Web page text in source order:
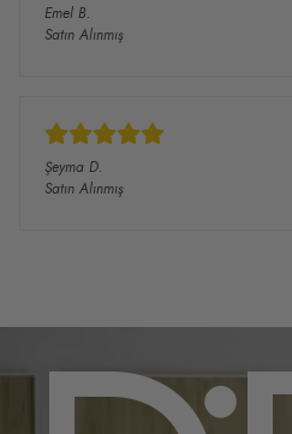
Emel B.
Satın Alınmış
Şeyma D.
Satın Alınmış